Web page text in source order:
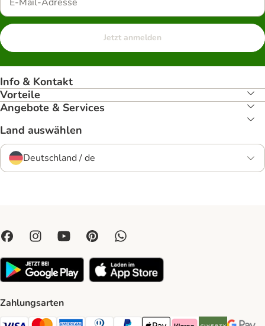
Jetzt anmelden
Info & Kontakt
Vorteile
Angebote & Services
Land auswählen
Deutschland / de
Zahlungsarten